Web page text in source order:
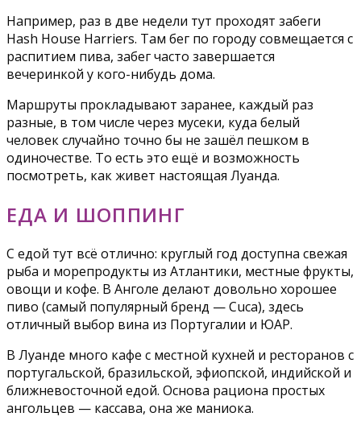
Например, раз в две недели тут проходят забеги
Hash House Harriers. Там бег по городу совмещается с
распитием пива, забег часто завершается
вечеринкой у кого-нибудь дома.
Маршруты прокладывают заранее, каждый раз
разные, в том числе через мусеки, куда белый
человек случайно точно бы не зашёл пешком в
одиночестве. То есть это ещё и возможность
посмотреть, как живет настоящая Луанда.
ЕДА И ШОППИНГ
С едой тут всё отлично: круглый год доступна свежая
рыба и морепродукты из Атлантики, местные фрукты,
овощи и кофе. В Анголе делают довольно хорошее
пиво (самый популярный бренд — Cuca), здесь
отличный выбор вина из Португалии и ЮАР.
В Луанде много кафе с местной кухней и ресторанов с
португальской, бразильской, эфиопской, индийской и
ближневосточной едой. Основа рациона простых
ангольцев — кассава, она же маниока.